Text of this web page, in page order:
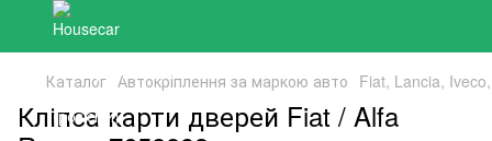
Каталог Автокріплення за маркою авто Fiat, Lancia,
Кліпса карти дверей Fiat / Alfa